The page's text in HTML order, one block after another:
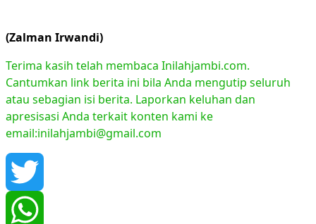
(Zalman Irwandi)
Terima kasih telah membaca Inilahjambi.com.
Cantumkan link berita ini bila Anda mengutip seluruh
atau sebagian isi berita. Laporkan keluhan dan
apresisasi Anda terkait konten kami ke
email:inilahjambi@gmail.com
Twitter